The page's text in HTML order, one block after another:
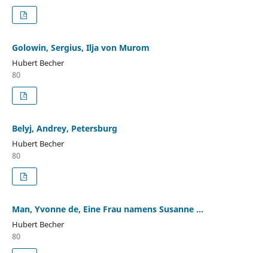
Golowin, Sergius, Ilja von Murom
Hubert Becher
80
Belyj, Andrey, Petersburg
Hubert Becher
80
Man, Yvonne de, Eine Frau namens Susanne ...
Hubert Becher
80